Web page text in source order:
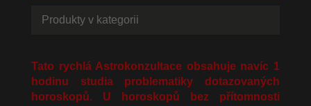
Produkty v kategorii
Tato rychlá Astrokonzultace obsahuje navíc 1
hodinu studia problematiky dotazovaných
horoskopů. U horoskopů bez přítomnosti